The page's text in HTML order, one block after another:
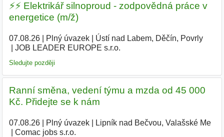
⚡️⚡️ Elektrikář silnoproud - zodpovědná práce v
energetice (m/ž)
07.08.26| Plný úvazek| Ústí nad Labem, Děčín, Povrly|
JOB LEADER EUROPE s.r.o.
Sledujte později
Ranní směna, vedení týmu a mzda od 45 000
Kč. Přidejte se k nám
07.08.26| Plný úvazek| Lipník nad Bečvou, Valašské Me|
Comac jobs s.r.o.